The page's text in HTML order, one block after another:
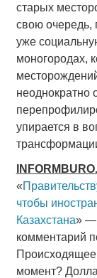
старых
свою очередь,
уже
моногородах,
неоднократно
упирается в
INFORMBURO.
«
чтобы
Казахстана» —
комментарий
Происходящее
момент?